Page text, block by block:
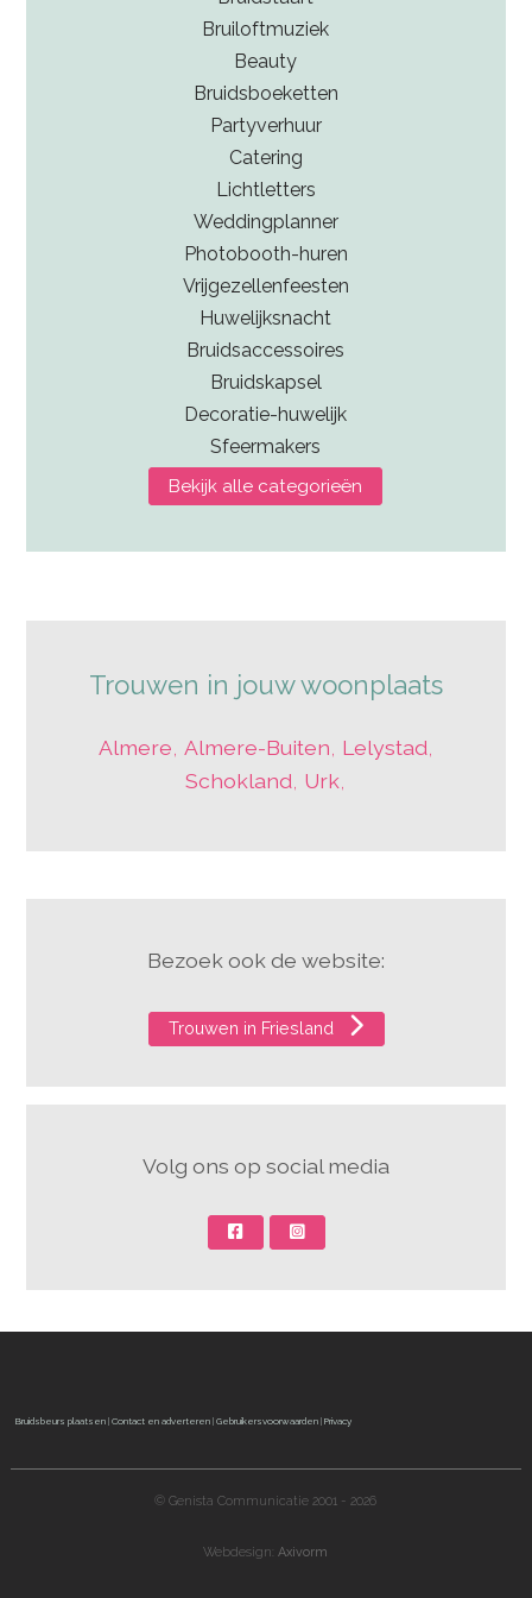
Bruiloftmuziek
Beauty
Bruidsboeketten
Partyverhuur
Catering
Lichtletters
Weddingplanner
Photobooth-huren
Vrijgezellenfeesten
Huwelijksnacht
Bruidsaccessoires
Bruidskapsel
Decoratie-huwelijk
Sfeermakers
Bekijk alle categorieën
Trouwen in jouw woonplaats
Almere Almere-Buiten Lelystad
Schokland Urk
Bezoek ook de website:
Trouwen in Friesland
Volg ons op social media
Bruidsbeurs plaatsen |Contact en adverteren |Gebruikersvoorwaarden |Privacy
© Genista Communicatie 2001 - 2026
Webdesign:Axivorm